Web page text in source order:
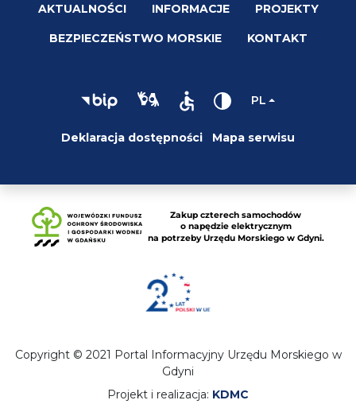
AKTUALNOŚCI INFORMACJE PROJEKTY
BEZPIECZEŃSTWO MORSKIE KONTAKT
PL
Deklaracja dostępności Mapa serwisu
Copyright © 2021 Portal Informacyjny Urzędu Morskiego w
Gdyni
Projekt i realizacja: KDMC